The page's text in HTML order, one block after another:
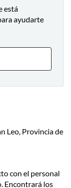
está
ayudarte
Leo, Provincia de
con el personal
Encontrará los